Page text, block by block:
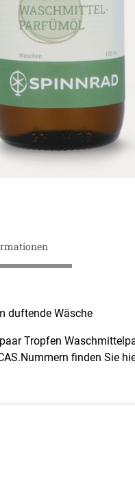
duftende Wäsche
Tropfen
finden Sie